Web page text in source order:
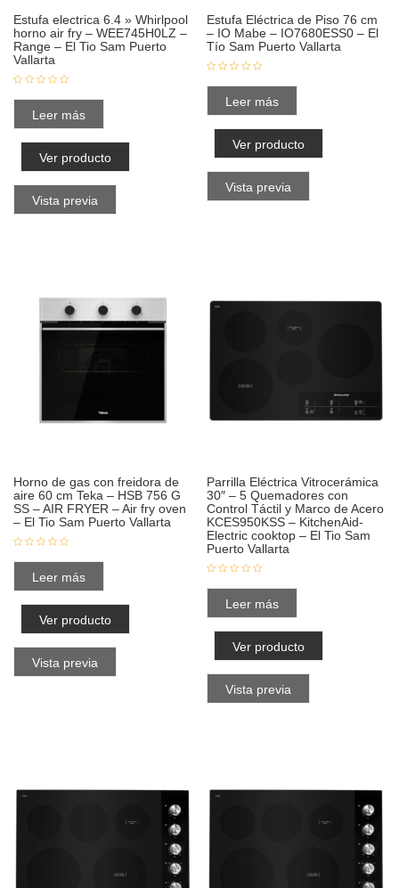
Estufa electrica 6.4 » Whirlpool
horno air fry – WEE745H0LZ –
Range – El Tio Sam Puerto
Vallarta
Leer más
Ver producto
Vista previa
Estufa Eléctrica de Piso 76 cm
– IO Mabe – IO7680ESS0 – El
Tío Sam Puerto Vallarta
Leer más
Ver producto
Vista previa
Horno de gas con freidora de
aire 60 cm Teka – HSB 756 G
SS – AIR FRYER – Air fry oven
– El Tio Sam Puerto Vallarta
Leer más
Ver producto
Vista previa
Parrilla Eléctrica Vitrocerámica
30″ – 5 Quemadores con
Control Táctil y Marco de Acero
KCES950KSS – KitchenAid-
Electric cooktop – El Tio Sam
Puerto Vallarta
Leer más
Ver producto
Vista previa